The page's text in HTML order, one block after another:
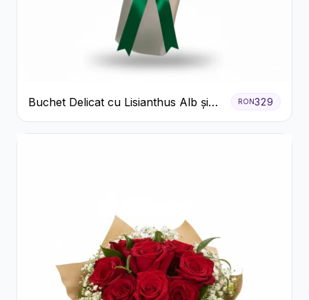
Buchet Delicat cu Lisianthus Alb și
Roz
RON329